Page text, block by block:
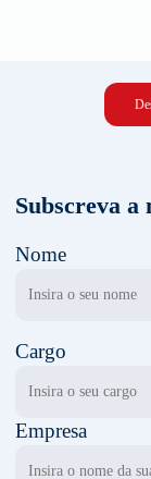
Subscreva a
Nome
Cargo
Empresa